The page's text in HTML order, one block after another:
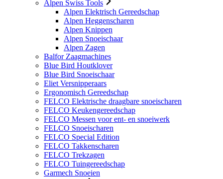
Alpen Swiss Tools
Alpen Elektrisch Gereedschap
Alpen Heggenscharen
Alpen Knippen
Alpen Snoeischaar
Alpen Zagen
Balfor Zaagmachines
Blue Bird Houtklover
Blue Bird Snoeischaar
Eliet Versnipperaars
Ergonomisch Gereedschap
FELCO Elektrische draagbare snoeischaren
FELCO Keukengereedschap
FELCO Messen voor ent- en snoeiwerk
FELCO Snoeischaren
FELCO Special Edition
FELCO Takkenscharen
FELCO Trekzagen
FELCO Tuingereedschap
Garmech Snoeien